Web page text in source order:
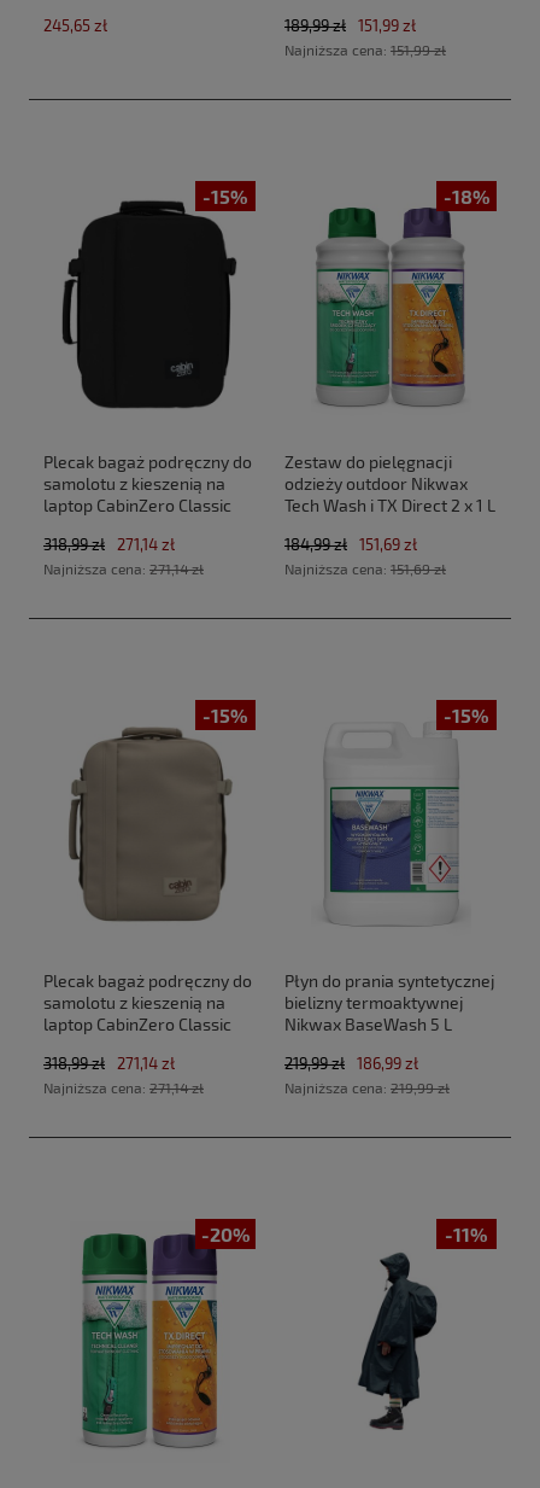
Air)
245,65 zł 189,99 zł 151,99 zł
Najniższa cena: 151,99 zł
-15%
Plecak bagaż podręczny do
samolotu z kieszenią na
laptop CabinZero Classic
Black (40x30x20cm
Ryanair, Wizz Air)
318,99 zł 271,14 zł
Najniższa cena: 271,14 zł
-18%
Zestaw do pielęgnacji
odzieży outdoor Nikwax
Tech Wash i TX Direct 2 x 1 L
184,99 zł 151,69 zł
Najniższa cena: 151,69 zł
-15%
Plecak bagaż podręczny do
samolotu z kieszenią na
laptop CabinZero Classic
(40x30x20cm Ryanair, Wizz
Air)
318,99 zł 271,14 zł
Najniższa cena: 271,14 zł
-15%
Płyn do prania syntetycznej
bielizny termoaktywnej
Nikwax BaseWash 5 L
219,99 zł 186,99 zł
Najniższa cena: 219,99 zł
-20% -11%